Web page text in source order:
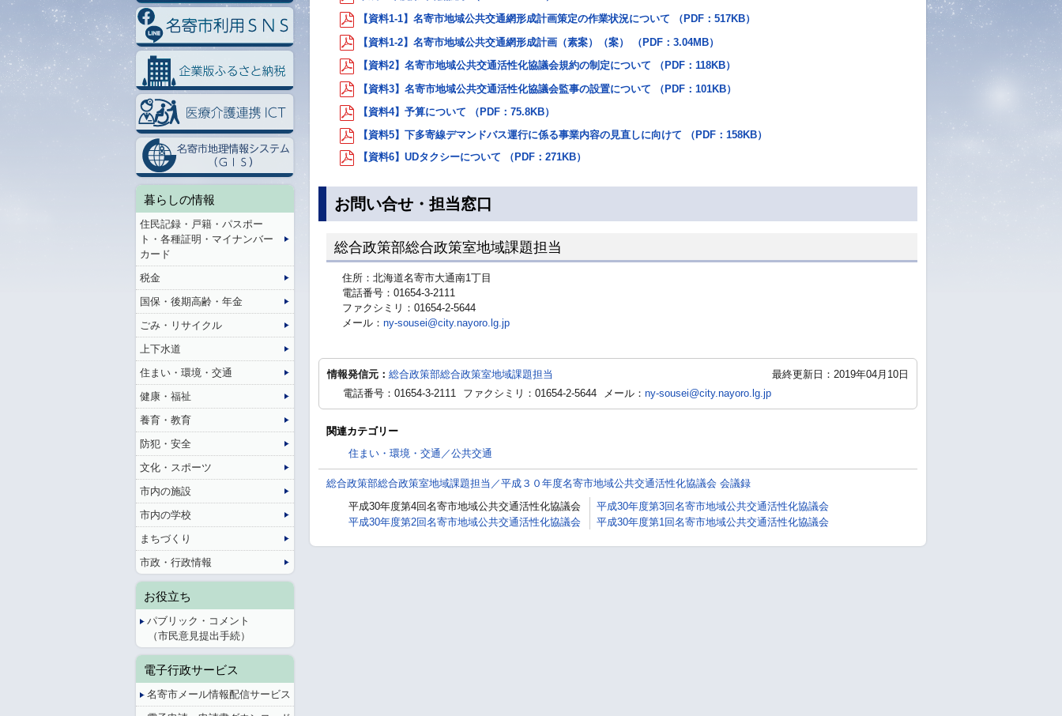
【資料1-1】名寄市地域公共交通網形成計画策定の作業状況について （PDF：517KB）
【資料1-2】名寄市地域公共交通網形成計画（素案）（案） （PDF：3.04MB）
【資料2】名寄市地域公共交通活性化協議会規約の制定について （PDF：118KB）
【資料3】名寄市地域公共交通活性化協議会監事の設置について （PDF：101KB）
【資料4】予算について （PDF：75.8KB）
【資料5】下多寄線デマンドバス運行に係る事業内容の見直しに向けて （PDF：158KB）
【資料6】UDタクシーについて （PDF：271KB）
お問い合せ・担当窓口
総合政策部総合政策室地域課題担当
住所：北海道名寄市大通南1丁目
電話番号：01654-3-2111
ファクシミリ：01654-2-5644
メール： ny-sousei@city.nayoro.lg.jp
最終更新日：2019年04月10日
情報発信元： 総合政策部総合政策室地域課題担当
電話番号：01654-3-2111
ファクシミリ：01654-2-5644 メール： ny-sousei@city.nayoro.lg.jp
関連カテゴリー
住まい・環境・交通／公共交通
総合政策部総合政策室地域課題担当／平成３０年度名寄市地域公共交通活性化協議会 会議録
平成30年度第4回名寄市地域公共交通活性化協議会
平成30年度第3回名寄市地域公共交通活性化協議会
平成30年度第2回名寄市地域公共交通活性化協議会
平成30年度第1回名寄市地域公共交通活性化協議会
暮らしの情報
住民記録・戸籍・パスポー
ト・各種証明・マイナンバー
カード
税金
国保・後期高齢・年金
ごみ・リサイクル
上下水道
住まい・環境・交通
健康・福祉
養育・教育
防犯・安全
文化・スポーツ
市内の施設
市内の学校
まちづくり
市政・行政情報
お役立ち
パブリック・コメント
（市民意見提出手続）
電子行政サービス
名寄市メール情報配信サービス